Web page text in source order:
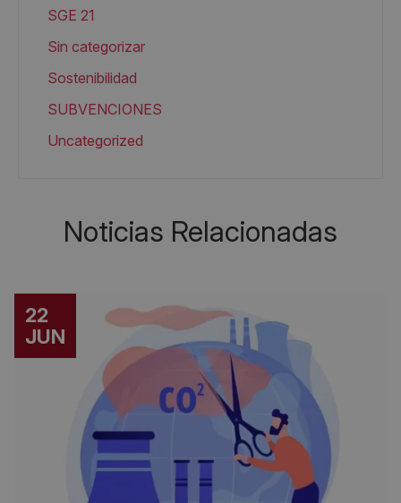
SGE 21
Sin categorizar
Sostenibilidad
SUBVENCIONES
Uncategorized
Noticias Relacionadas
22
JUN